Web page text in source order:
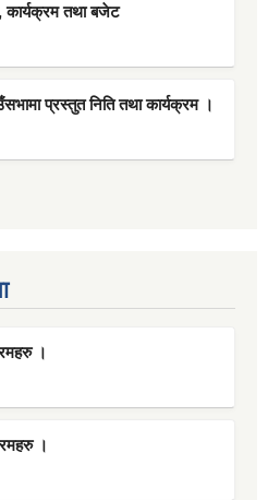
तथा बजेट
प्रस्तुत निति तथा कार्यक्रम ।
।
।